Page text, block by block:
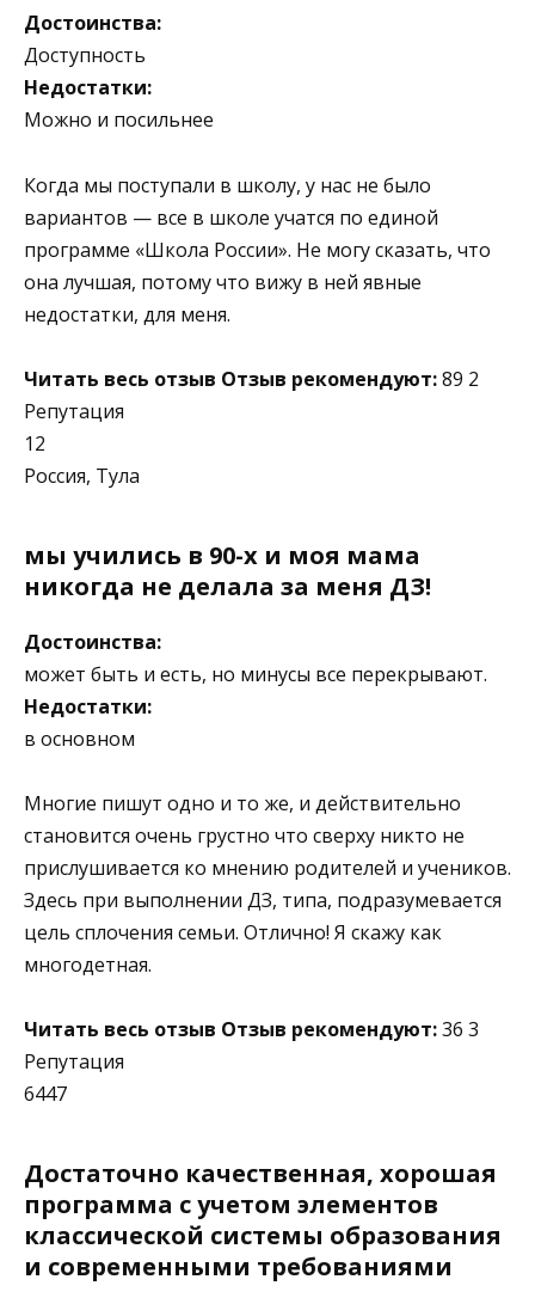
Достоинства:
Доступность
Недостатки:
Можно и посильнее
Когда мы поступали в школу, у нас не было
вариантов — все в школе учатся по единой
программе «Школа России». Не могу сказать, что
она лучшая, потому что вижу в ней явные
недостатки, для меня.
Читать весь отзыв Отзыв рекомендуют:89 2
Репутация
12
Россия, Тула
мы учились в 90-х и моя мама
никогда не делала за меня ДЗ!
Достоинства:
может быть и есть, но минусы все перекрывают.
Недостатки:
в основном
Многие пишут одно и то же, и действительно
становится очень грустно что сверху никто не
прислушивается ко мнению родителей и учеников.
Здесь при выполнении ДЗ, типа, подразумевается
цель сплочения семьи. Отлично! Я скажу как
многодетная.
Читать весь отзыв Отзыв рекомендуют:36 3
Репутация
6447
Достаточно качественная, хорошая
программа с учетом элементов
классической системы образования
и современными требованиями